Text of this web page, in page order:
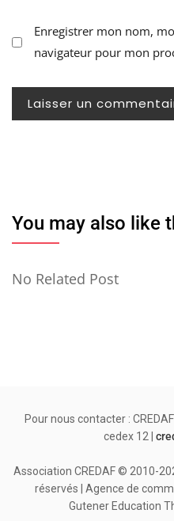
Enregistrer mon nom,
navigateur pour mon
You may also like
No Related Post
Pour nous contacter :
cedex 12 |
Association CREDAF © 2010-
réservés | Agence de
Gutener Education